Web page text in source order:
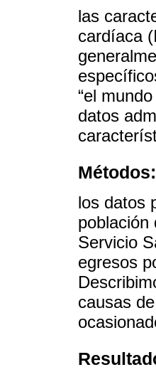
las
cardíaca
“el
datos
Métodos:
los datos
población
Servicio
egresos
causas